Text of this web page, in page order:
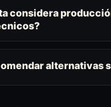
considera
alternativas